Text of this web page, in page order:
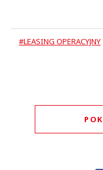
#LEASING OPERACYJNY